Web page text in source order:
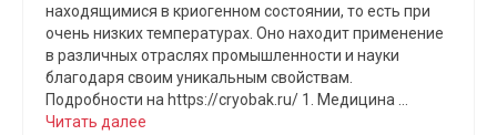
находящимися в криогенном состоянии, то есть при
очень низких температурах. Оно находит применение
в различных отраслях промышленности и науки
благодаря своим уникальным свойствам.
Подробности на https://cryobak.ru/ 1. Медицина …
Читать далее